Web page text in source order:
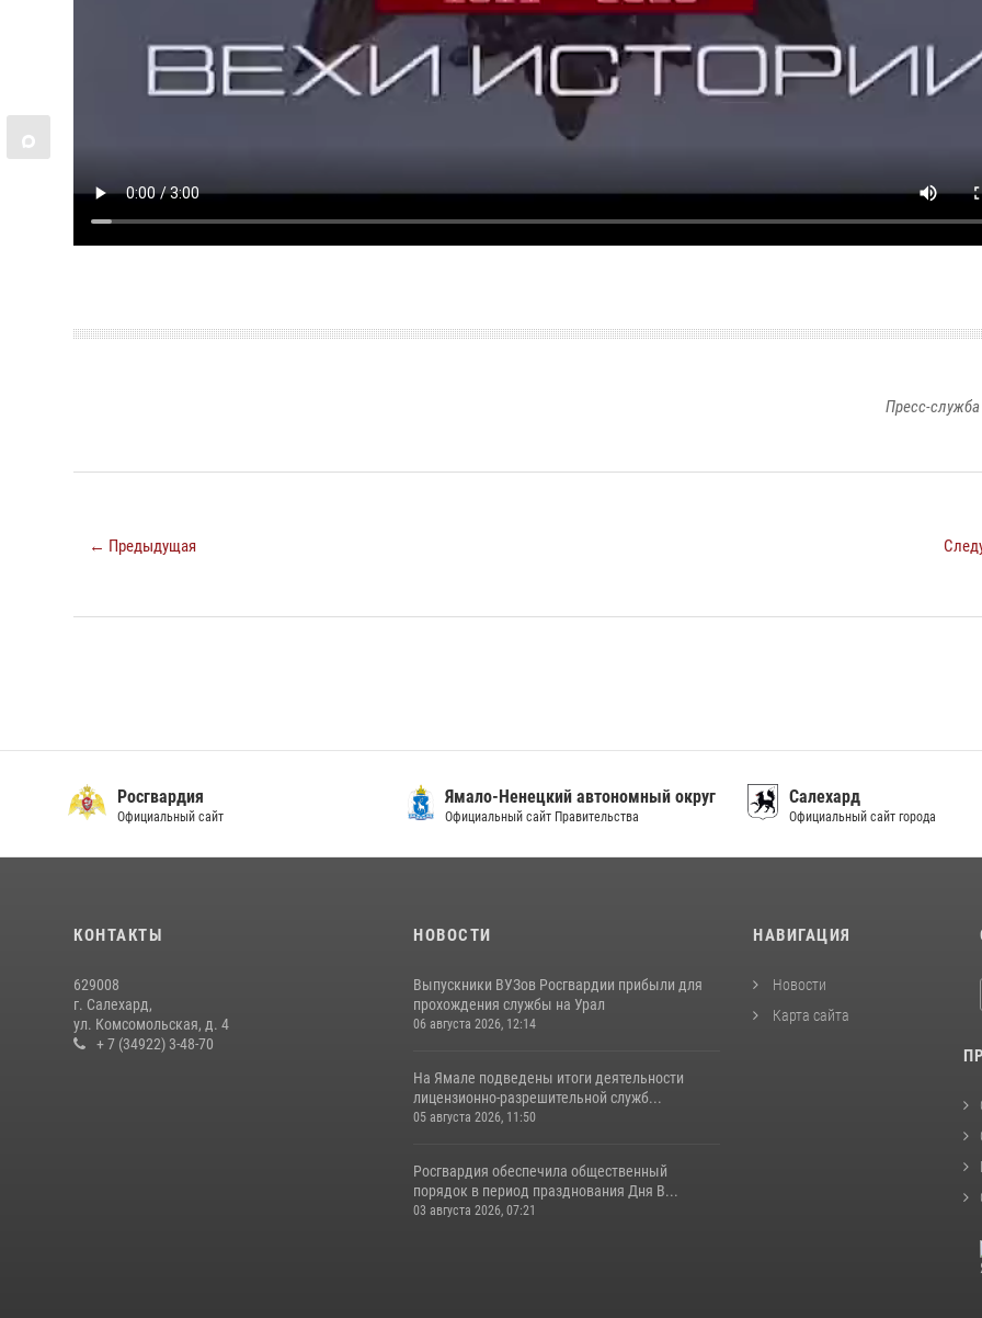
Пресс-служба
← Предыдущая
Росгвардия
Официальный сайт
Ямало-Ненецкий автономный округ
Официальный сайт Правительства
Салехард
Официальный сайт города
КОНТАКТЫ
629008
г. Салехард,
ул. Комсомольская, д. 4
+ 7 (34922) 3-48-70
НОВОСТИ
Выпускники ВУЗов Росгвардии прибыли для
прохождения службы на Урал
06 августа 2026, 12:14
На Ямале подведены итоги деятельности
лицензионно-разрешительной служб...
05 августа 2026, 11:50
Росгвардия обеспечила общественный
порядок в период празднования Дня В...
03 августа 2026, 07:21
НАВИГАЦИЯ
Новости
Карта сайта